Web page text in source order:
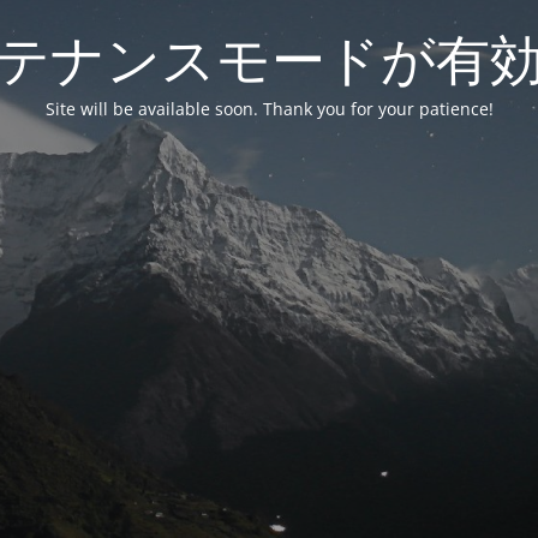
ナンスモードが有
Site will be available soon. Thank you for your patience!